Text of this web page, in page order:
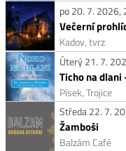
po 20. 7. 2026,
Večerní
Kadov, tvrz
Úterý 21. 7.
Ticho na
Písek, Trojice
Středa 22. 7.
Žamboši
Balzám Café